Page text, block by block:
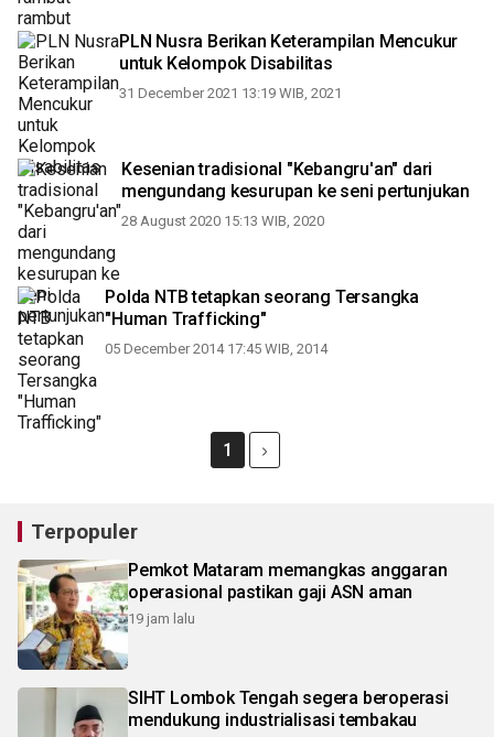
PLN Nusra Berikan Keterampilan Mencukur
untuk Kelompok Disabilitas
31 December 2021 13:19 WIB, 2021
Kesenian tradisional "Kebangru'an" dari
mengundang kesurupan ke seni pertunjukan
28 August 2020 15:13 WIB, 2020
Polda NTB tetapkan seorang Tersangka
"Human Trafficking"
05 December 2014 17:45 WIB, 2014
1
Terpopuler
Pemkot Mataram memangkas anggaran
operasional pastikan gaji ASN aman
19 jam lalu
SIHT Lombok Tengah segera beroperasi
mendukung industrialisasi tembakau